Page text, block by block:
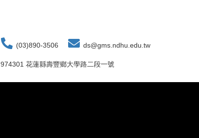
(03)890-3506 ds@gms.ndhu.edu.tw
974301 花蓮縣壽豐鄉大學路二段一號